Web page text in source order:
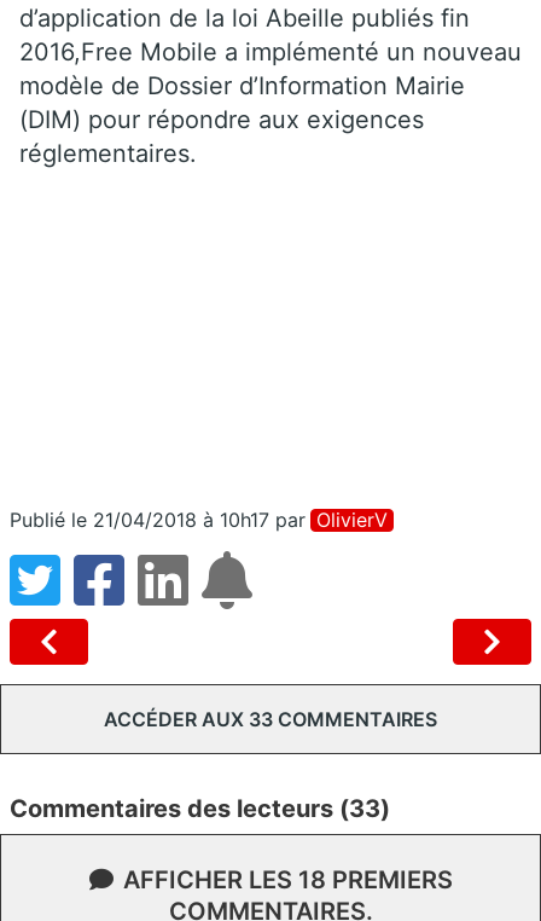
d’application de la loi Abeille publiés fin
2016,Free Mobile a implémenté un nouveau
modèle de Dossier d’Information Mairie
(DIM) pour répondre aux exigences
réglementaires.
Publié le 21/04/2018 à 10h17 par OlivierV
ACCÉDER AUX 33 COMMENTAIRES
Commentaires des lecteurs (33)
AFFICHER LES 18 PREMIERS
COMMENTAIRES.